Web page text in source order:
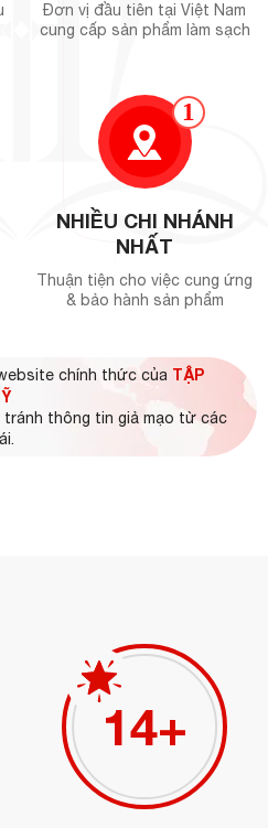
Đơn vị đầu tiên tại Việt Nam
cung cấp sản phẩm làm sạch
1
NHIỀU CHI NHÁNH
NHẤT
Thuận tiện cho việc cung ứng
& bảo hành sản phẩm
chính thức của TẬP
tránh thông tin giả mạo từ các
16+